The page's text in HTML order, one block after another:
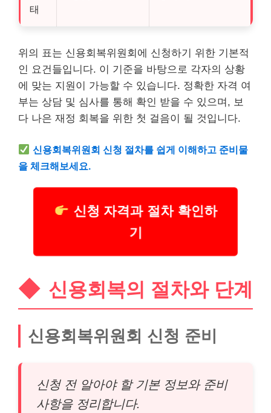
태
위의 표는 신용회복위원회에 신청하기 위한 기본적
인 요건들입니다. 이 기준을 바탕으로 각자의 상황
에 맞는 지원이 가능할 수 있습니다. 정확한 자격 여
부는 상담 및 심사를 통해 확인 받을 수 있으며, 보
다 나은 재정 회복을 위한 첫 걸음이 될 것입니다.
신용회복위원회 신청 절차를 쉽게 이해하고 준비물
을 체크해보세요.
신청 자격과 절차 확인하
기
신용회복의 절차와 단계
신용회복위원회 신청 준비
신청 전 알아야 할 기본 정보와 준비
사항을 정리합니다.